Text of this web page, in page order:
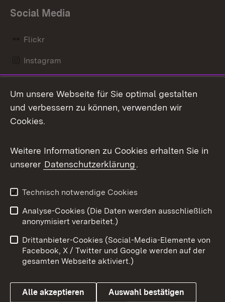
Social Media
Flickr
Instagram
Mastodon
Messenger
Social Wall
X / Twitter
Youtube
Benutzungshinweise
Barrierefreiheit
Datenschutz
Cookies
Um unsere Webseite für Sie optimal gestalten
und verbessern zu können, verwenden wir
Cookies.
Weitere Informationen zu Cookies erhalten Sie in
unserer Datenschutzerklärung.
Technisch notwendige Cookies
Analyse-Cookies (Die Daten werden ausschließlich
anonymisiert verarbeitet.)
Drittanbieter-Cookies (Social-Media-Elemente von
Facebook, X / Twitter und Google werden auf der
gesamten Webseite aktiviert.)
Alle akzeptieren Auswahl bestätigen